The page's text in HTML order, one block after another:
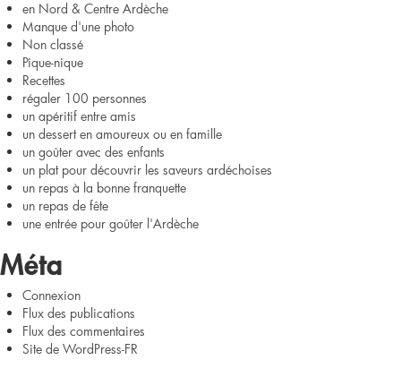
en Nord & Centre Ardèche
Manque d'une photo
Non classé
Pique-nique
Recettes
régaler 100 personnes
un apéritif entre amis
un dessert en amoureux ou en famille
un goûter avec des enfants
un plat pour découvrir les saveurs ardéchoises
un repas à la bonne franquette
un repas de fête
une entrée pour goûter l'Ardèche
Méta
Connexion
Flux des publications
Flux des commentaires
Site de WordPress-FR